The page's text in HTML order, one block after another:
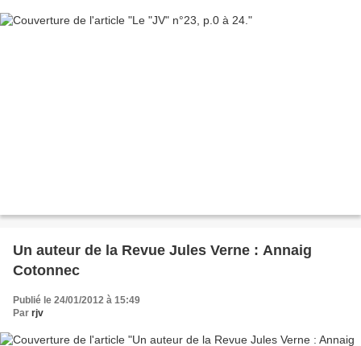
Un auteur de la Revue Jules Verne : Annaig
Cotonnec
Publié le 24/01/2012 à 15:49
Par rjv